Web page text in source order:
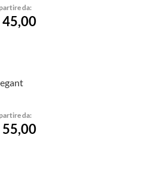
da:
45,00
da:
55,00